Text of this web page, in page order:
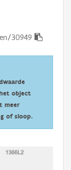
30949
object
meer
of sloop.